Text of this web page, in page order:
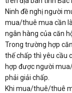
Ninh đề nghị người
mua/thuê mua cần
ngân hàng của căn
Trong trường hợp
thế chấp thì yêu cầu
hợp được người
phải giải chấp.
Khi mua/thuê/thuê